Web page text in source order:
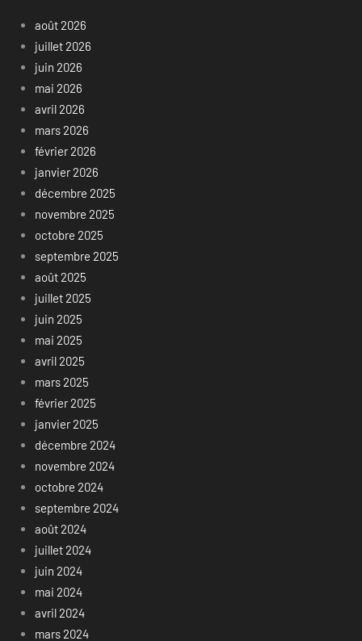
août 2026
juillet 2026
juin 2026
mai 2026
avril 2026
mars 2026
février 2026
janvier 2026
décembre 2025
novembre 2025
octobre 2025
septembre 2025
août 2025
juillet 2025
juin 2025
mai 2025
avril 2025
mars 2025
février 2025
janvier 2025
décembre 2024
novembre 2024
octobre 2024
septembre 2024
août 2024
juillet 2024
juin 2024
mai 2024
avril 2024
mars 2024